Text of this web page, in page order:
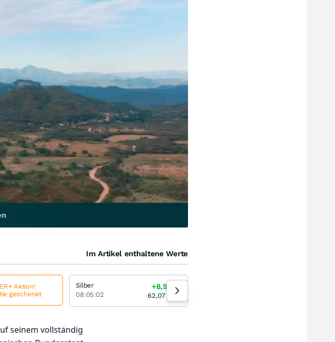
seinem vollständig
Im Artikel enthaltene Werte
Aktion!
geschenkt
Silber
08:05:02
+8,97 %
62,07 USD